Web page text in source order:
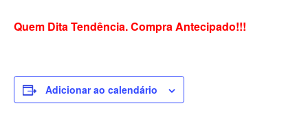
Quem Dita Tendência. Compra Antecipado!!!
Adicionar ao calendário